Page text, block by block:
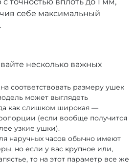
себе максимальный
несколько важных
соответствовать размеру ушек
может выглядеть
как слишком широкая —
(если вообще получится
узкие ушки).
наручных часов обычно имеют
но если у вас крупное или,
то на этот параметр все же